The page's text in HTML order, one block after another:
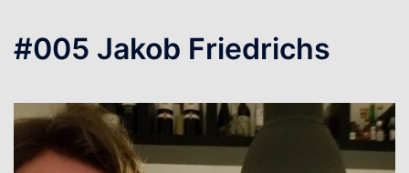
#005 Jakob Friedrichs